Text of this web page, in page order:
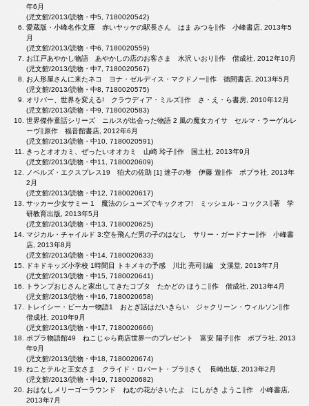
年6月
(児文館/2013/読物・中5, 7180020542)
愛蔵版・小峰名作文庫 赤いヤッケの駅長さん はま みつを∥作 小峰書店, 2013年5
月
(児文館/2013/読物・中6, 7180020559)
お江戸あやかし物語 あやかしの店のお客さま 水沢 いおり∥作 偕成社, 2012年10月
(児文館/2013/読物・中7, 7180020567)
お人形屋さんに来たネコ ヨナ・ゼルディス・マクドノー∥作 徳間書店, 2013年5月
(児文館/2013/読物・中8, 7180020575)
オリバー、世界を変える! クラウディア・ミルズ∥作 さ・え・ら書房, 2010年12月
(児文館/2013/読物・中9, 7180020583)
世界傑作童話シリーズ ニルスが出会った物語 2 風の魔女カイサ セルマ・ラーゲルレ
ーヴ∥原作 福音館書店, 2012年6月
(児文館/2013/読物・中10, 7180020591)
きっとオオカミ、ぜったいオオカミ 山崎 玲子∥作 国土社, 2013年9月
(児文館/2013/読物・中11, 7180020609)
ノベルズ・エクスプレス19 狛犬の佐助 [1] 迷子の巻 伊藤 遊∥作 ポプラ社, 2013年
2月
(児文館/2013/読物・中12, 7180020617)
サッカー少女サミー 1 魔法のシューズでキックオフ! ミッシェル・コックス∥著 学
研教育出版, 2013年5月
(児文館/2013/読物・中13, 7180020625)
マジカル・チャイルド 3:空を飛んだ男の子のはなし サリー・ガードナー∥作 小峰書
店, 2013年8月
(児文館/2013/読物・中14, 7180020633)
ドキドキッズ小学校 1時間目 トキメキの予感 川北 亮司∥編 文溪堂, 2013年7月
(児文館/2013/読物・中15, 7180020641)
トランプおじさんと家出してきたコブタ たかどの ほうこ∥作 偕成社, 2013年4月
(児文館/2013/読物・中16, 7180020658)
トレイシー・ビーカー物語1 おとぎ話はだいきらい ジャクリーン・ウィルソン∥作
偕成社, 2010年9月
(児文館/2013/読物・中17, 7180020666)
ポプラ物語館49 ねこじゃら商店世界一のプレゼント 富安 陽子∥作 ポプラ社, 2013
年9月
(児文館/2013/読物・中18, 7180020674)
ねことテルと王女さま クライド・ロバート・ブラ∥さく 長崎出版, 2013年2月
(児文館/2013/読物・中19, 7180020682)
おはなしメリーゴーラウンド ねむの花がさいたよ にしがき ようこ∥作 小峰書店,
2013年7月